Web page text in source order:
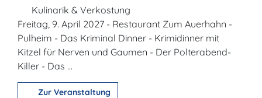
Kulinarik & Verkostung
Freitag, 9. April 2027 - Restaurant Zum Auerhahn -
Pulheim - Das Kriminal Dinner - Krimidinner mit
Kitzel für Nerven und Gaumen - Der Polterabend-
Killer - Das ...
Zur Veranstaltung